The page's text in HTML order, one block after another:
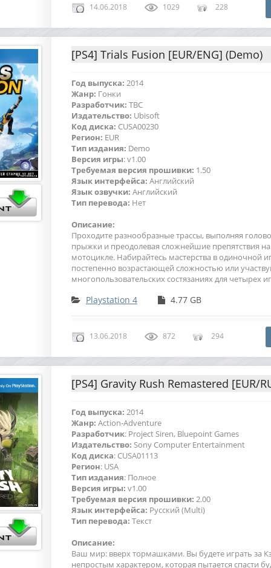
14.06.2018 1029 228
[PS4] Trials Fusion [EUR/ENG] (Demo)
Год выпуска: 2014
Жанр: Гонки
Разработчик: TBC
Издательство: Ubisoft
Код диска: CUSA00230
Регион: EUR
Тип издания: Demo
Версия игры: v1.00
Требуемая версия прошивки: 1.50
Язык интерфейса: Английский
Язык озвучки: Английский
Тип перевода: Нет
Описание:
Проходите разнообразные трассы, выполняя
прыжки и преодолевая сложнейшие препятствия
мотоцикле. Набирайтесь мастерства в одиночной
постепенно возрастающей сложностью или
многопользовательских состязаниях для четырех
Playstation 4 4.77 GB
13.06.2018 872 294
[PS4] Gravity Rush Remastered [EUR/
Год выпуска: 2014
Жанр: Action-Adventure
Разработчик: Project Siren, Bluepoint Games
Издательство: Sony Computer Entertainment
Код диска: CUSA01113
Регион: USA
Тип издания: Полное
Версия игры: v1.00
Требуемая версия прошивки: 2.00
Язык интерфейса: Русский (Multi)
Тип перевода: Текст
Описание:
Ваш мир: вверх тормашками. Вы будете играть за
непростым характером, которая пытается спасти